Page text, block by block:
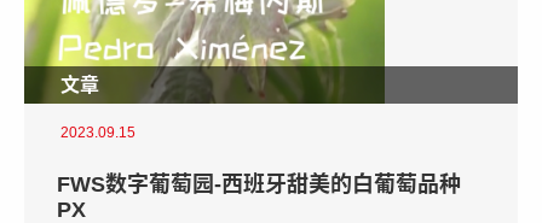
文章
2023.09.15
FWS数字葡萄园-西班牙甜美的白葡萄品种
PX